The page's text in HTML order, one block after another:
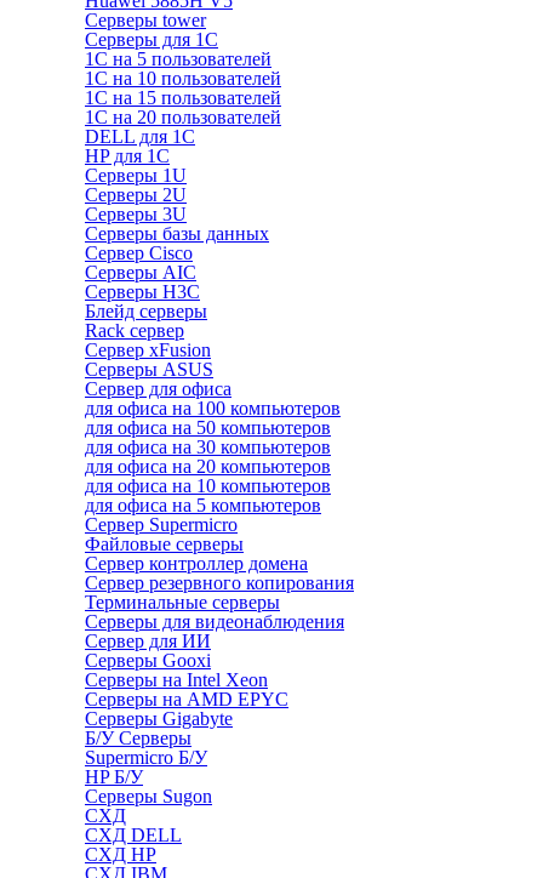
Серверы tower
Серверы для 1C
1С на 5 пользователей
1С на 10 пользователей
1С на 15 пользователей
1С на 20 пользователей
DELL для 1С
HP для 1С
Серверы 1U
Серверы 2U
Серверы 3U
Серверы базы данных
Сервер Cisco
Серверы AIC
Серверы H3C
Блейд серверы
Rack сервер
Сервер xFusion
Серверы ASUS
Сервер для офиса
для офиса на 100 компьютеров
для офиса на 50 компьютеров
для офиса на 30 компьютеров
для офиса на 20 компьютеров
для офиса на 10 компьютеров
для офиса на 5 компьютеров
Сервер Supermicro
Файловые серверы
Сервер контроллер домена
Сервер резервного копирования
Терминальные серверы
Серверы для видеонаблюдения
Сервер для ИИ
Серверы Gooxi
Серверы на Intel Xeon
Серверы на AMD EPYC
Серверы Gigabyte
Б/У Серверы
Supermicro Б/У
HP Б/У
Серверы Sugon
СХД
СХД DELL
СХД HP
СХД IBM